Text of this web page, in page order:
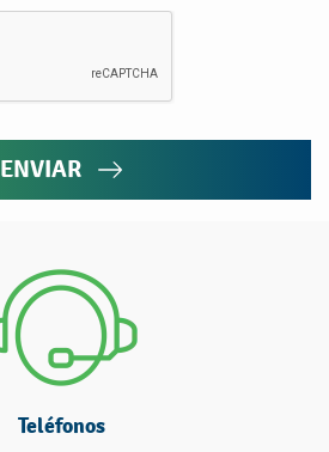
ENVIAR
Teléfonos